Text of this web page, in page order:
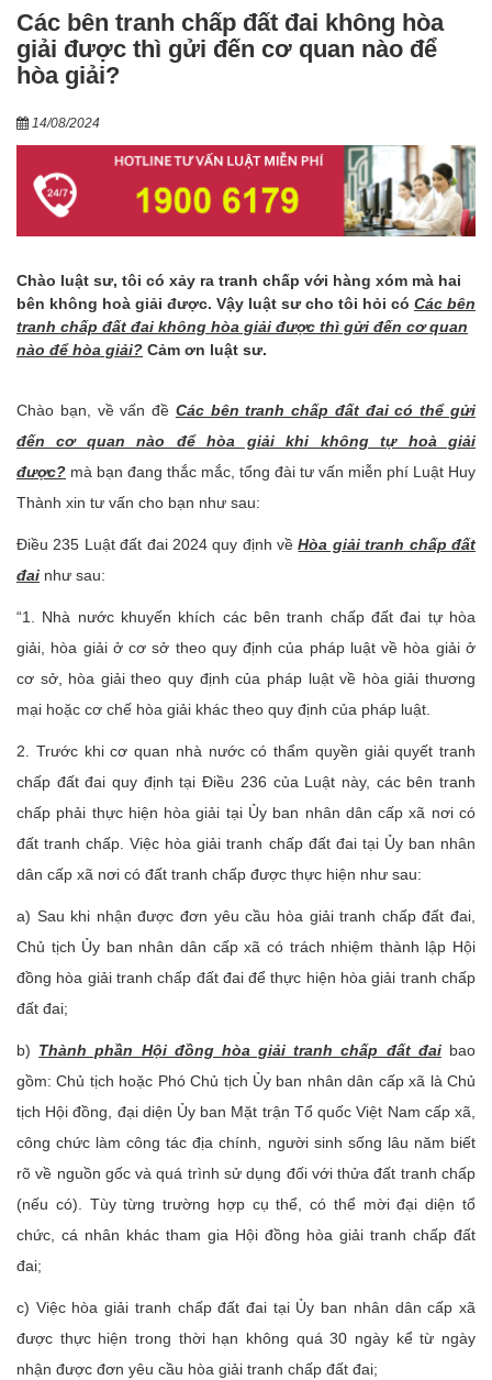
Các bên tranh chấp đất đai không hòa
giải được thì gửi đến cơ quan nào để
hòa giải?
14/08/2024
Chào luật sư, tôi có xảy ra tranh chấp với hàng xóm mà hai
bên không hoà giải được. Vậy luật sư cho tôi hỏi có Các bên
tranh chấp đất đai không hòa giải được thì gửi đến cơ quan
nào để hòa giải? Cảm ơn luật sư.
Chào bạn, về vấn đề Các bên tranh chấp đất đai có thể gửi
đến cơ quan nào để hòa giải khi không tự hoà giải
được? mà bạn đang thắc mắc, tổng đài tư vấn miễn phí Luật Huy
Thành xin tư vấn cho bạn như sau:
Điều 235 Luật đất đai 2024 quy định vềHòa giải tranh chấp đất
đai như sau:
“1. Nhà nước khuyến khích các bên tranh chấp đất đai tự hòa
giải, hòa giải ở cơ sở theo quy định của pháp luật về hòa giải ở
cơ sở, hòa giải theo quy định của pháp luật về hòa giải thương
mại hoặc cơ chế hòa giải khác theo quy định của pháp luật.
2. Trước khi cơ quan nhà nước có thẩm quyền giải quyết tranh
chấp đất đai quy định tại Điều 236 của Luật này, các bên tranh
chấp phải thực hiện hòa giải tại Ủy ban nhân dân cấp xã nơi có
đất tranh chấp. Việc hòa giải tranh chấp đất đai tại Ủy ban nhân
dân cấp xã nơi có đất tranh chấp được thực hiện như sau:
a) Sau khi nhận được đơn yêu cầu hòa giải tranh chấp đất đai,
Chủ tịch Ủy ban nhân dân cấp xã có trách nhiệm thành lập Hội
đồng hòa giải tranh chấp đất đai để thực hiện hòa giải tranh chấp
đất đai;
b) Thành phần Hội đồng hòa giải tranh chấp đất đaibao
gồm: Chủ tịch hoặc Phó Chủ tịch Ủy ban nhân dân cấp xã là Chủ
tịch Hội đồng, đại diện Ủy ban Mặt trận Tổ quốc Việt Nam cấp xã,
công chức làm công tác địa chính, người sinh sống lâu năm biết
rõ về nguồn gốc và quá trình sử dụng đối với thửa đất tranh chấp
(nếu có). Tùy từng trường hợp cụ thể, có thể mời đại diện tổ
chức, cá nhân khác tham gia Hội đồng hòa giải tranh chấp đất
đai;
c) Việc hòa giải tranh chấp đất đai tại Ủy ban nhân dân cấp xã
được thực hiện trong thời hạn không quá 30 ngày kể từ ngày
nhận được đơn yêu cầu hòa giải tranh chấp đất đai;